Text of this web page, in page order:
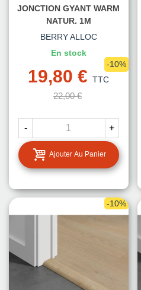
JONCTION GYANT WARM
NATUR. 1M
BERRY ALLOC
En stock
19,80 € TTC
22,00 €
-10%
- +
Ajouter Au Panier
-10%